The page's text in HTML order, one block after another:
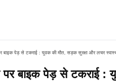
पेड़ से टकराई : युवक की मौत, सड़क सुरक्षा और लचर
बाइक पेड़ से टकराई :